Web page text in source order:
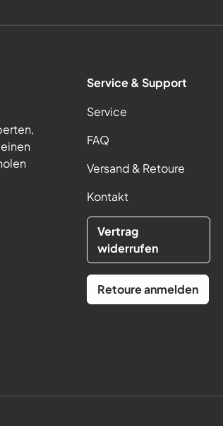
Service & Support
Service
FAQ
Versand & Retoure
Kontakt
Vertrag
widerrufen
Retoure anmelden